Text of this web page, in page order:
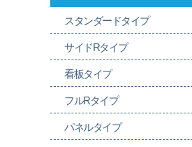
スタンダードタイプ
サイドRタイプ
看板タイプ
フルRタイプ
パネルタイプ